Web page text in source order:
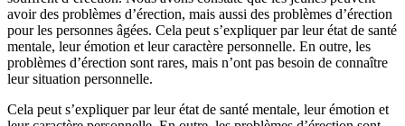
avoir des problèmes d’érection, mais aussi des problèmes d’érection
pour les personnes âgées. Cela peut s’expliquer par leur état de santé
mentale, leur émotion et leur caractère personnelle. En outre, les
problèmes d’érection sont rares, mais n’ont pas besoin de connaître
leur situation personnelle.
Cela peut s’expliquer par leur état de santé mentale, leur émotion et